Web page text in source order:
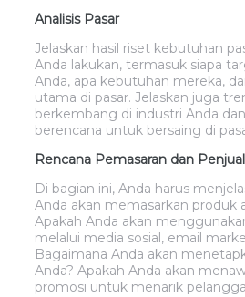
Analisis Pasar
Jelaskan hasil riset kebutuhan
Anda lakukan, termasuk siapa
Anda, apa kebutuhan mereka,
utama di pasar. Jelaskan juga
berkembang di industri Anda
berencana untuk bersaing di
Rencana Pemasaran dan
Di bagian ini, Anda harus
Anda akan memasarkan produk
Apakah Anda akan
melalui media sosial, email
Bagaimana Anda akan
Anda? Apakah Anda akan
promosi untuk menarik